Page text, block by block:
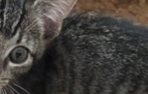
sich nicht
sich an die
Text
Name: Paco